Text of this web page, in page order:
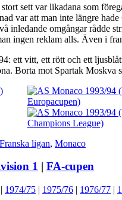
sett var likadana som
var att man inte längre
inledande omgångar rådde
ingen reklam alls. Även i
ett vitt, ett rött och ett
Borta mot Spartak Moskva
Franska ligan, Monaco
1 | FA-cupen
| 1974/75 | 1975/76 | 1976/77 |